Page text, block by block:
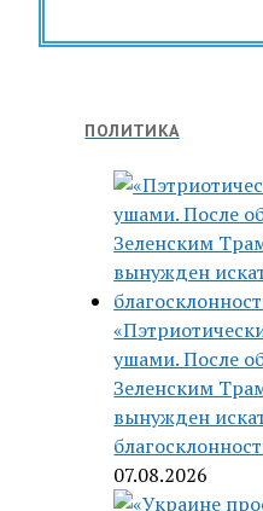
ПОЛИТИКА
ушами. После
Зеленским
вынужден
07.08.2026